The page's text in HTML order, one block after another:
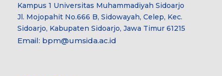
Kampus 1 Universitas Muhammadiyah Sidoarjo
Jl. Mojopahit No.666 B, Sidowayah, Celep, Kec.
Sidoarjo, Kabupaten Sidoarjo, Jawa Timur 61215
Email: bpm@umsida.ac.id